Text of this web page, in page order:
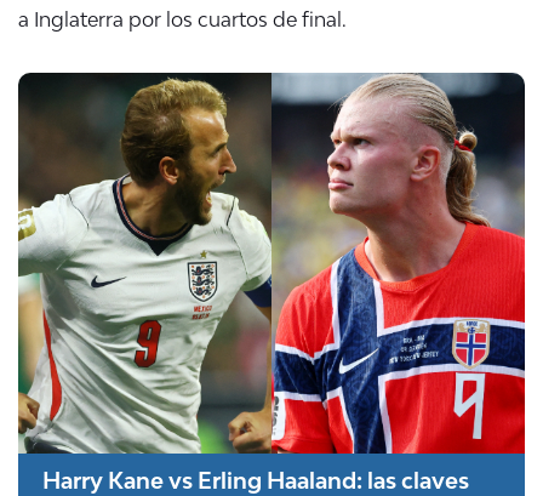
a Inglaterra por los cuartos de final.
Harry Kane vs Erling Haaland: las claves